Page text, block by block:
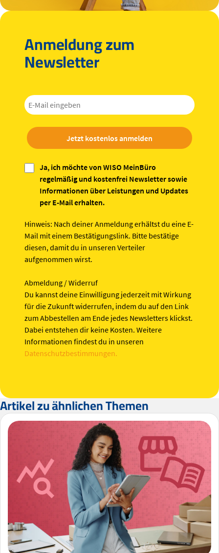
Anmeldung zum
Newsletter
Ja, ich möchte von WISO MeinBüro
regelmäßig und kostenfrei Newsletter sowie
Informationen über Leistungen und Updates
per E-Mail erhalten.
Jetzt kostenlos anmelden
Hinweis: Nach deiner Anmeldung erhältst du eine E-
Mail mit einem Bestätigungslink. Bitte bestätige
diesen, damit du in unseren Verteiler
aufgenommen wirst.
Abmeldung / Widerruf
Du kannst deine Einwilligung jederzeit mit Wirkung
für die Zukunft widerrufen, indem du auf den Link
zum Abbestellen am Ende jedes Newsletters klickst.
Dabei entstehen dir keine Kosten. Weitere
Informationen findest du in unseren
Datenschutzbestimmungen.
Artikel zu ähnlichen Themen